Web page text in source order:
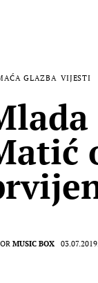
GLAZBA VIJESTI
MUSIC BOX